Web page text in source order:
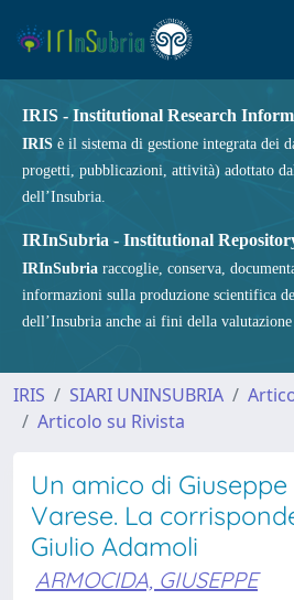
IRIS - Institutional Research
IRIS è il sistema di gestione integrata dei
progetti, pubblicazioni, attività) adottato
dell’Insubria.
IRInSubria - Institutional
IRInSubria raccoglie, conserva,
informazioni sulla produzione scientifica
dell’Insubria anche ai fini della
IRIS SIARI UNINSUBRIA
Articolo su Rivista
Un amico di
Varese. La
Giulio Adamoli
ARMOCIDA, GIUSEPPE